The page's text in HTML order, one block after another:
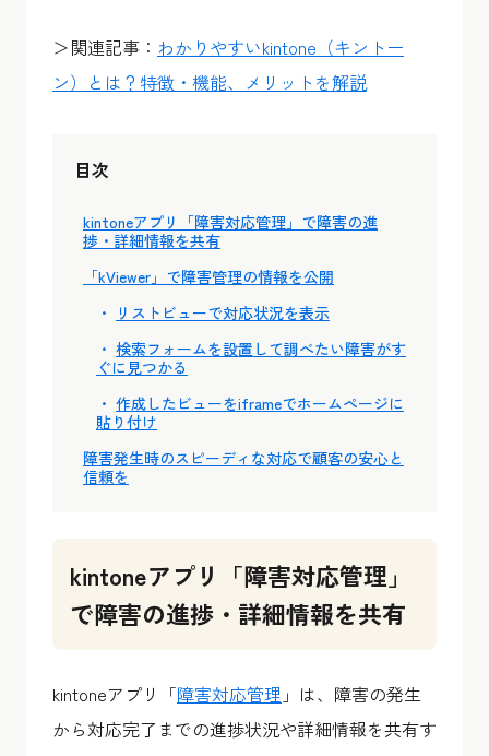
＞関連記事： わかりやすいkintone（キントー
ン）とは？特徴・機能、メリットを解説
目次
kintoneアプリ「障害対応管理」で障害の進
捗・詳細情報を共有
「kViewer」で障害管理の情報を公開
リストビューで対応状況を表示
検索フォームを設置して調べたい障害がす
ぐに見つかる
作成したビューをiframeでホームページに
貼り付け
障害発生時のスピーディな対応で顧客の安心と
信頼を
kintoneアプリ「障害対応管理」
で障害の進捗・詳細情報を共有
kintoneアプリ「障害対応管理 」は、障害の発生
から対応完了までの進捗状況や詳細情報を共有す